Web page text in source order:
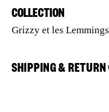
COLLECTION
Grizzy et les Lemmings
SHIPPING & RETURN